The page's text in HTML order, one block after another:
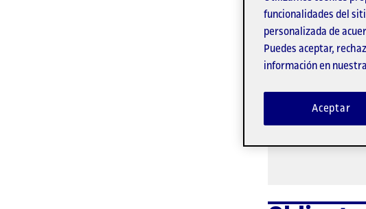
funcionalidades del
personalizada de
Puedes aceptar,
información en nuestra
Aceptar